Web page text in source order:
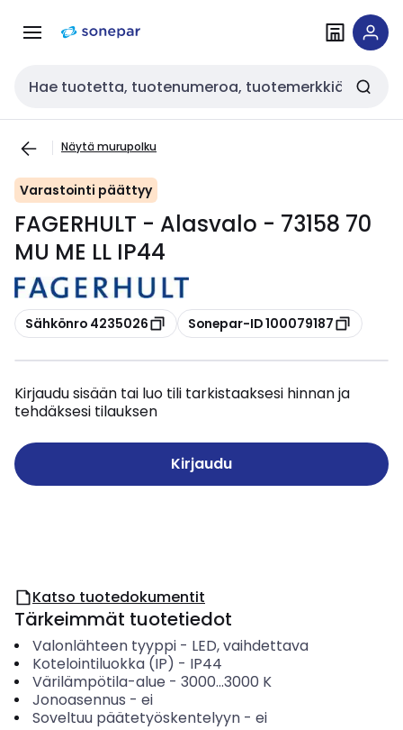
navigointiinsisältöön
Haku
Näytä murupolku
Varastointi päättyy
FAGERHULT - Alasvalo - 73158 70
MU ME LL IP44
Kopioi
Sähkönro 4235026 Kopioi
Sonepar-ID 100079187
Kirjaudu sisään tai luo tili tarkistaaksesi hinnan ja
tehdäksesi tilauksen
Kirjaudu
Katso tuotedokumentit
Tärkeimmät tuotetiedot
Valonlähteen tyyppi- LED, vaihdettava
Kotelointiluokka (IP) - IP44
Värilämpötila-alue - 3000...3000 K
Jonoasennus - ei
Soveltuu päätetyöskentelyyn- ei